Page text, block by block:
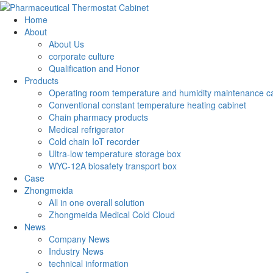
Home
About
About Us
corporate culture
Qualification and Honor
Products
Operating room temperature and humidity maintenance
Conventional constant temperature heating cabinet
Chain pharmacy products
Medical refrigerator
Cold chain IoT recorder
Ultra-low temperature storage box
WYC-12A biosafety transport box
Case
Zhongmeida
All in one overall solution
Zhongmeida Medical Cold Cloud
News
Company News
Industry News
technical information